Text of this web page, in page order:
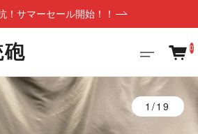
！サマーセール開始！！
0
1/19